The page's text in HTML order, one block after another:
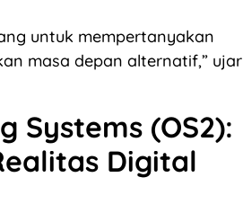
untuk mempertanyakan
masa depan alternatif,” ujar
Systems (OS2):
Digital